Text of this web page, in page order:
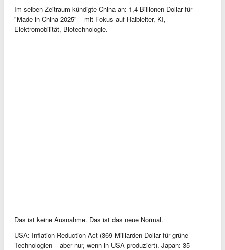
Im selben Zeitraum kündigte China an: 1,4 Billionen Dollar für
"Made in China 2025" – mit Fokus auf Halbleiter, KI,
Elektromobilität, Biotechnologie.
Das ist keine Ausnahme. Das ist das neue Normal.
USA: Inflation Reduction Act (369 Milliarden Dollar für grüne
Technologien – aber nur, wenn in USA produziert). Japan: 35